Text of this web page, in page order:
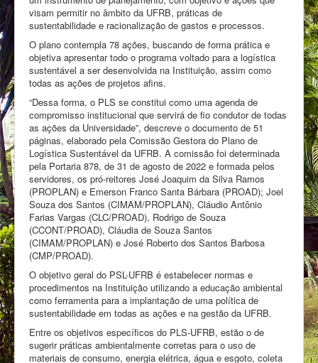
visam permitir no âmbito da UFRB, práticas de
sustentabilidade e racionalização de gastos e processos.
O plano contempla 78 ações, buscando de forma prática e
objetiva apresentar todo o programa voltado para a logística
sustentável a ser desenvolvida na Instituição, assim como
todas as ações de projetos afins.
“Dessa forma, o PLS se constitui como uma agenda de
compromisso institucional que servirá de fio condutor de todas
as ações da Universidade”, descreve o documento de 51
páginas, elaborado pela Comissão Gestora do Plano de
Logística Sustentável da UFRB. A comissão foi determinada
pela Portaria 878, de 31 de agosto de 2022 e formada pelos
servidores, os pró-reitores José Joaquim da Silva Ramos
(PROPLAN) e Emerson Franco Santa Bárbara (PROAD); Joel
Souza dos Santos (CIMAM/PROPLAN), Cláudio Antônio
Farias Vargas (CLC/PROAD), Rodrigo de Souza
(CCONT/PROAD), Cláudia de Souza Santos
(CIMAM/PROPLAN) e José Roberto dos Santos Barbosa
(CMP/PROAD).
O objetivo geral do PSL-UFRB é estabelecer normas e
procedimentos na Instituição utilizando a educação ambiental
como ferramenta para a implantação de uma política de
sustentabilidade em todas as ações e na gestão da UFRB.
Entre os objetivos específicos do PLS-UFRB, estão o de
sugerir práticas ambientalmente corretas para o uso de
materiais de consumo, energia elétrica, água e esgoto, coleta